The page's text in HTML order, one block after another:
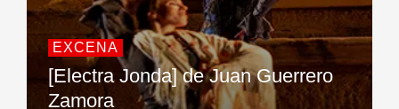
EXCENA
[Electra Jonda] de Juan Guerrero
Zamora